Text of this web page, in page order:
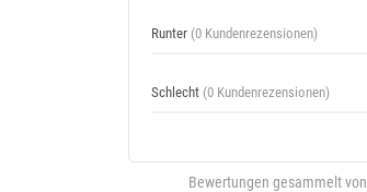
Runter (0 Kundenrezensionen)
Schlecht (0 Kundenrezensionen)
Bewertungen gesammelt von